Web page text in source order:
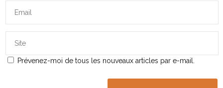
Prévenez-moi de tous les nouveaux articles par e-mail.